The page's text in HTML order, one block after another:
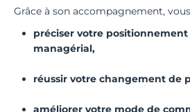
Grâce à son accompagnement,
préciser votre
managérial,
réussir votre changement de
améliorer votre mode de